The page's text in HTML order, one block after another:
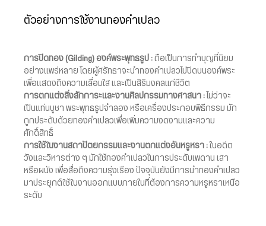
ตัวอย่างการใช้งานทองคำเปลว
การปิดทอง (Gilding) องค์พระพุทธรูป : ถือเป็นการทำบุญที่นิยม
อย่างแพร่หลาย โดยผู้ศรัทธาจะนำทองคำเปลวไปปิดบนองค์พระ
เพื่อแสดงถึงความเลื่อมใส และเป็นสิริมงคลแก่ชีวิต
การตกแต่งสิ่งสักการะและงานศิลปกรรมทางศาสนา : ไม่ว่าจะ
เป็นแท่นบูชา พระพุทธรูปจำลอง หรือเครื่องประกอบพิธีกรรม มัก
ถูกประดับด้วยทองคำเปลวเพื่อเพิ่มความงดงามและความ
ศักดิ์สิทธิ์
การใช้ในงานสถาปัตยกรรมและงานตกแต่งอันหรูหรา :ในอดีต
วังและวิหารต่าง ๆ มักใช้ทองคำเปลวในการประดับเพดาน เสา
หรือผนัง เพื่อสื่อถึงความรุ่งเรือง ปัจจุบันยังมีการนำทองคำเปลว
มาประยุกต์ใช้ในงานออกแบบภายในที่ต้องการความหรูหราเหนือ
ระดับ